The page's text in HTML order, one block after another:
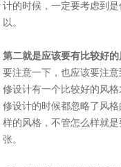
计的时候，一定要考虑到
以。
第二就是应该要有比较好的
要注意一下，也应该要注
修设计有一个比较好的风格
修设计的时候都忽略了风格
样的风格，不管怎么样就
张。